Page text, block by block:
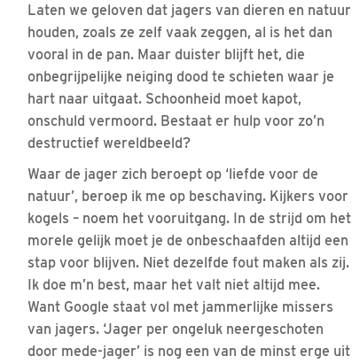
Laten we geloven dat jagers van dieren en natuur
houden, zoals ze zelf vaak zeggen, al is het dan
vooral in de pan. Maar duister blijft het, die
onbegrijpelijke neiging dood te schieten waar je
hart naar uitgaat. Schoonheid moet kapot,
onschuld vermoord. Bestaat er hulp voor zo’n
destructief wereldbeeld?
Waar de jager zich beroept op ‘liefde voor de
natuur’, beroep ik me op beschaving. Kijkers voor
kogels – noem het vooruitgang. In de strijd om het
morele gelijk moet je de onbeschaafden altijd een
stap voor blijven. Niet dezelfde fout maken als zij.
Ik doe m’n best, maar het valt niet altijd mee.
Want Google staat vol met jammerlijke missers
van jagers. ‘Jager per ongeluk neergeschoten
door mede-jager’ is nog een van de minst erge uit